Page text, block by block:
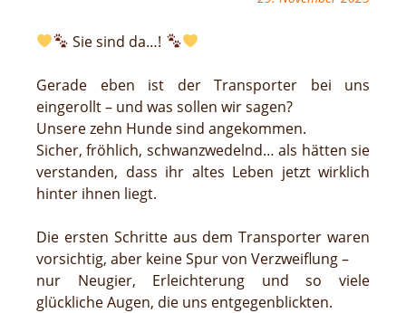
Sie sind da…!
Gerade eben ist der Transporter bei uns
eingerollt – und was sollen wir sagen?
Unsere zehn Hunde sind angekommen.
Sicher, fröhlich, schwanzwedelnd… als hätten sie
verstanden, dass ihr altes Leben jetzt wirklich
hinter ihnen liegt.
Die ersten Schritte aus dem Transporter waren
vorsichtig, aber keine Spur von Verzweiflung –
nur Neugier, Erleichterung und so viele
glückliche Augen, die uns entgegenblickten.